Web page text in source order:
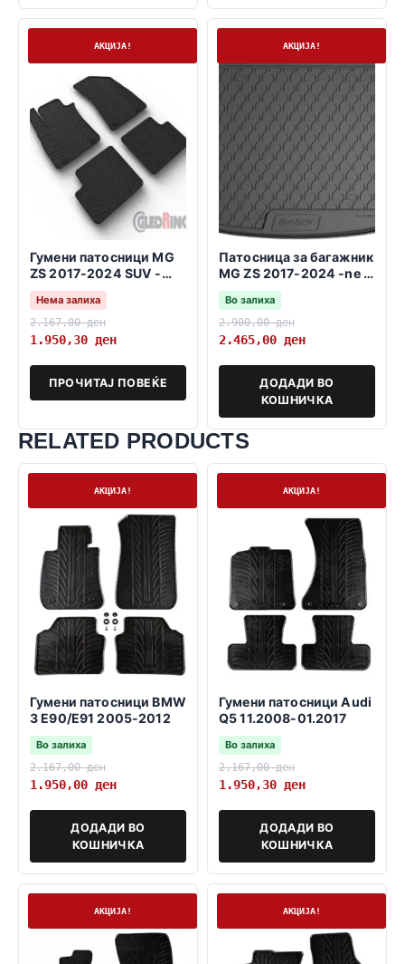
Нема залихаАКЦИЈА!
Гумени патосници MG
ZS 2017-2024 SUV -
benzin-
Нема залиха
2.167,00ден
1.950,30 ден
ПРОЧИТАЈ ПОВЕЌЕ
АКЦИЈА!
Патосница за багажник
MG ZS 2017-2024 -ne e
za HYBRID-
gorno&dolno nivo
Во залиха
2.900,00ден
2.465,00 ден
ДОДАДИ ВО
КОШНИЧКА
RELATED PRODUCTS
АКЦИЈА!
Гумени патосници BMW
3 E90/E91 2005-2012
Во залиха
2.167,00ден
1.950,00 ден
ДОДАДИ ВО
КОШНИЧКА
АКЦИЈА!
Гумени патосници Audi
Q5 11.2008-01.2017
Во залиха
2.167,00ден
1.950,30 ден
ДОДАДИ ВО
КОШНИЧКА
АКЦИЈА! АКЦИЈА!